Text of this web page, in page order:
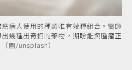
病人使用的種類唯有幾種組合。醫師
幾種出奇招的藥物，期盼能與腫瘤正
圖/unsplash）